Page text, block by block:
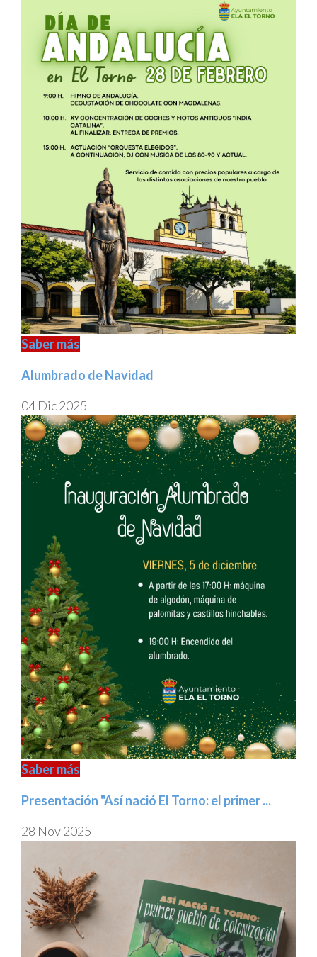
Saber más
Alumbrado de Navidad
04 Dic 2025
Saber más
Presentación "Así nació El Torno: el primer ...
28 Nov 2025